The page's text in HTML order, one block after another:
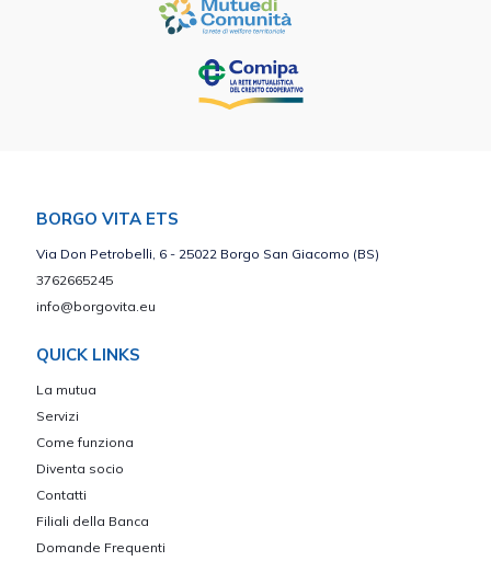
BORGO VITA ETS
Via Don Petrobelli, 6 - 25022 Borgo San Giacomo (BS)
3762665245
info@borgovita.eu
QUICK LINKS
La mutua
Servizi
Come funziona
Diventa socio
Contatti
Filiali della Banca
Domande Frequenti